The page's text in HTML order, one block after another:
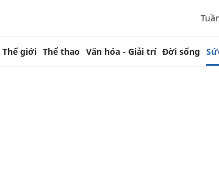
Thế giới Thể thao Văn hóa - Giải trí Đời sống